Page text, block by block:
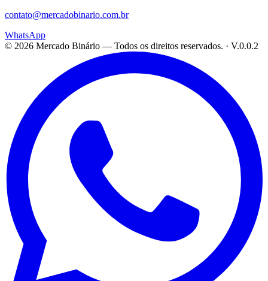
contato@mercadobinario.com.br
WhatsApp
© 2026 Mercado Binário — Todos os direitos reservados. · V.0.0.2